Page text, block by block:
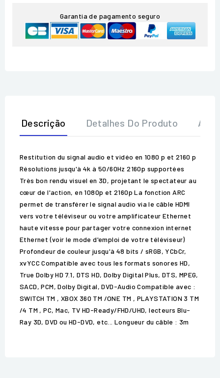
Garantia de pagamento seguro
Descrição Detalhes Do Produto
Restitution du signal audio et vidéo en 1080 p et 2160 p
Résolutions jusqu'à 4k à 50/60Hz 2160p supportées
Très bon rendu visuel en 3D, projetant le spectateur au
cœur de l'action, en 1080p et 2160p La fonction ARC
permet de transférer le signal audio via le câble HDMI
vers votre téléviseur ou votre amplificateur Ethernet
haute vitesse pour partager votre connexion internet
Ethernet (voir le mode d'emploi de votre téléviseur)
Profondeur de couleur jusqu'à 48 bits / sRGB, YCbCr,
xvYCC Compatible avec tous les formats sonores HD,
True Dolby HD 7.1, DTS HD, Dolby Digital Plus, DTS, MPEG,
SACD, PCM, Dolby Digital, DVD-Audio Compatible avec :
SWITCH TM , XBOX 360 TM /ONE TM , PLAYSTATION 3 TM
/4 TM , PC, Mac, TV HD-Ready/FHD/UHD, lecteurs Blu-
Ray 3D, DVD ou HD-DVD, etc... Longueur du câble : 3m